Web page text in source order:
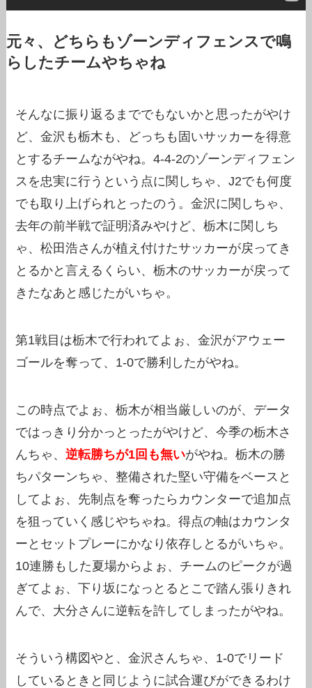
元々、どちらもゾーンディフェンスで鳴
らしたチームやちゃね
そんなに振り返るまででもないかと思ったがやけ
ど、金沢も栃木も、どっちも固いサッカーを得意
とするチームながやね。4-4-2のゾーンディフェン
スを忠実に行うという点に関しちゃ、J2でも何度
でも取り上げられとったのう。金沢に関しちゃ、
去年の前半戦で証明済みやけど、栃木に関しち
ゃ、松田浩さんが植え付けたサッカーが戻ってき
とるかと言えるくらい、栃木のサッカーが戻って
きたなあと感じたがいちゃ。
第1戦目は栃木で行われてよぉ、金沢がアウェー
ゴールを奪って、1-0で勝利したがやね。
この時点でよぉ、栃木が相当厳しいのが、データ
ではっきり分かっとったがやけど、今季の栃木さ
んちゃ、逆転勝ちが1回も無いがやね。栃木の勝
ちパターンちゃ、整備された堅い守備をベースと
してよぉ、先制点を奪ったらカウンターで追加点
を狙っていく感じやちゃね。得点の軸はカウンタ
ーとセットプレーにかなり依存しとるがいちゃ。
10連勝もした夏場からよぉ、チームのピークが過
ぎてよぉ、下り坂になっとるとこで踏ん張りきれ
んで、大分さんに逆転を許してしまったがやね。
そういう構図やと、金沢さんちゃ、1-0でリード
しているときと同じように試合運びができるわけ